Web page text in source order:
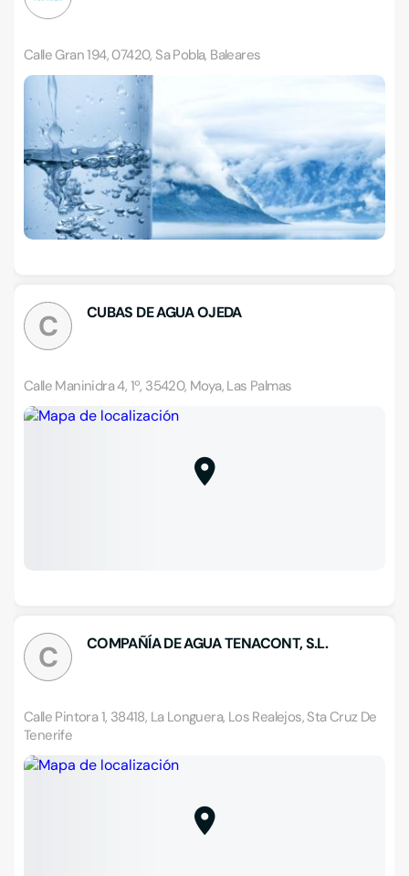
Calle Gran 194, 07420, Sa Pobla, Baleares
C CUBAS DE AGUA OJEDA
Calle Maninidra 4, 1º, 35420, Moya, Las Palmas
C COMPAÑÍA DE AGUA TENACONT, S.L.
Calle Pintora 1, 38418, La Longuera, Los Realejos, Sta Cruz De
Tenerife